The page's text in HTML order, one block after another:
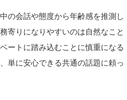
の会話や態度から年齢感を推測し
寄りになりやすいのは自然なこと
ートに踏み込むことに慎重になる
単に安心できる共通の話題に頼っ